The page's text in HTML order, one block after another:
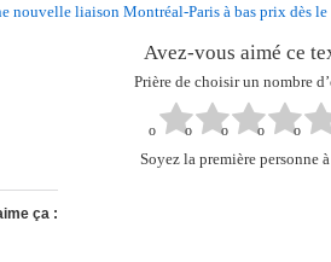
nouvelle liaison Montréal-Paris à bas prix dès
Avez-vous aimé ce
Prière de choisir un nombre
Soyez la première personne
ça :